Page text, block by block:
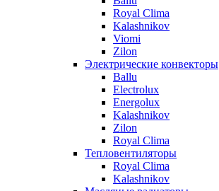
Royal Clima
Kalashnikov
Viomi
Zilon
Электрические конвекторы
Ballu
Electrolux
Energolux
Kalashnikov
Zilon
Royal Clima
Тепловентиляторы
Royal Clima
Kalashnikov